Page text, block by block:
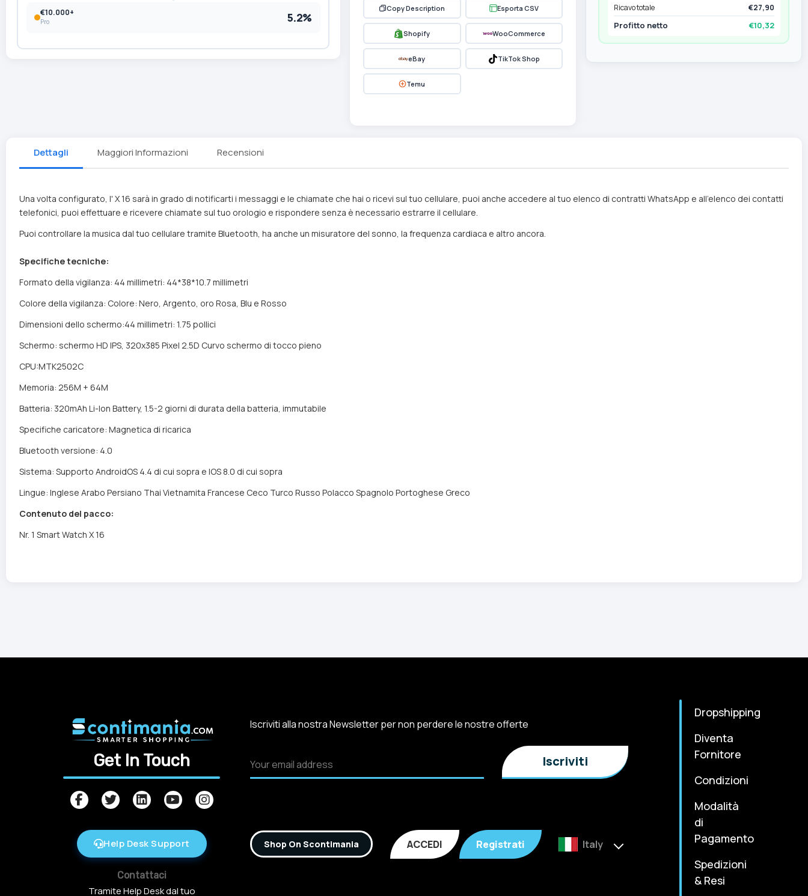
€10.000+
Pro 5.2%
Copy Description Esporta CSV
Shopify WooCommerce
eBay TikTok Shop
Temu
Ricavo totale
€27,90
Profitto netto €10,32
Dettagli Maggiori Informazioni Recensioni
Una volta configurato, l' X 16 sarà in grado di notificarti i messaggi e le chiamate che hai o ricevi sul tuo cellulare, puoi anche accedere al tuo elenco di contratti WhatsApp e all'elenco dei contatti
telefonici, puoi effettuare e ricevere chiamate sul tuo orologio e rispondere senza è necessario estrarre il cellulare.
Puoi controllare la musica dal tuo cellulare tramite Bluetooth, ha anche un misuratore del sonno, la frequenza cardiaca e altro ancora.
Specifiche tecniche:
Formato della vigilanza: 44 millimetri: 44*38*10.7 millimetri
Colore della vigilanza: Colore: Nero, Argento, oro Rosa, Blu e Rosso
Dimensioni dello schermo:44 millimetri: 1.75 pollici
Schermo: schermo HD IPS, 320x385 Pixel 2.5D Curvo schermo di tocco pieno
CPU:MTK2502C
Memoria: 256M + 64M
Batteria: 320mAh Li-Ion Battery, 1.5-2 giorni di durata della batteria, immutabile
Specifiche caricatore: Magnetica di ricarica
Bluetooth versione: 4.0
Sistema: Supporto AndroidOS 4.4 di cui sopra e IOS 8.0 di cui sopra
Lingue: Inglese Arabo Persiano Thai Vietnamita Francese Ceco Turco Russo Polacco Spagnolo Portoghese Greco
Contenuto del pacco:
Nr. 1 Smart Watch X 16
Get In Touch
Help Desk Support
Contattaci
Tramite Help Desk dal tuo
Iscriviti alla nostra Newsletter per non perdere le nostre offerte
Shop On Scontimania ACCEDI Registrati Italy
Dropshipping
Diventa
Fornitore
Condizioni
Modalità
di
Pagamento
Spedizioni
& Resi